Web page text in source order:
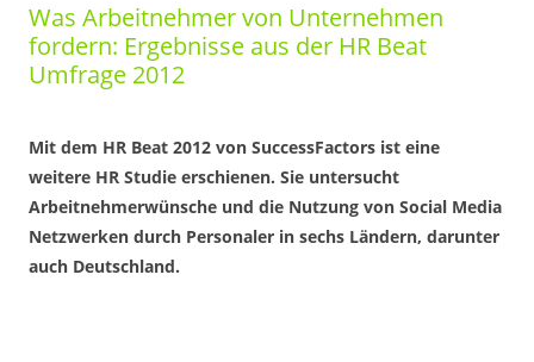
Was Arbeitnehmer von Unternehmen
fordern: Ergebnisse aus der HR Beat
Umfrage 2012
Mit dem HR Beat 2012 von SuccessFactors ist eine
weitere HR Studie erschienen. Sie untersucht
Arbeitnehmerwünsche und die Nutzung von Social Media
Netzwerken durch Personaler in sechs Ländern, darunter
auch Deutschland.